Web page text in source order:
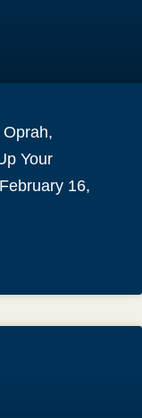
Your
16,